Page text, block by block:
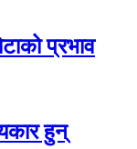
प्रभाव
हुन्